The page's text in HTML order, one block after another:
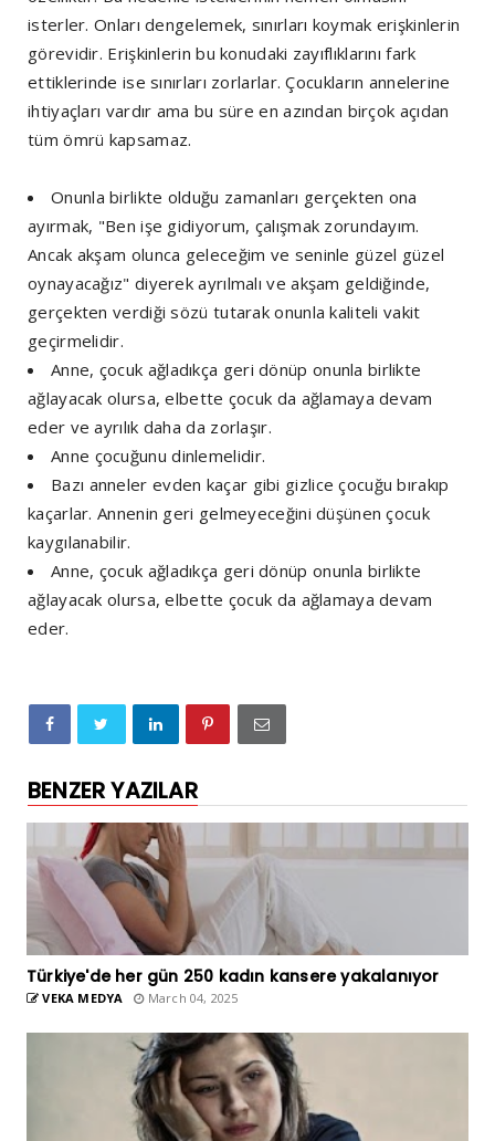
isterler. Onları dengelemek, sınırları koymak erişkinlerin
görevidir. Erişkinlerin bu konudaki zayıflıklarını fark
ettiklerinde ise sınırları zorlarlar. Çocukların annelerine
ihtiyaçları vardır ama bu süre en azından birçok açıdan
tüm ömrü kapsamaz.
Onunla birlikte olduğu zamanları gerçekten ona
ayırmak, "Ben işe gidiyorum, çalışmak zorundayım.
Ancak akşam olunca geleceğim ve seninle güzel güzel
oynayacağız" diyerek ayrılmalı ve akşam geldiğinde,
gerçekten verdiği sözü tutarak onunla kaliteli vakit
geçirmelidir.
Anne, çocuk ağladıkça geri dönüp onunla birlikte
ağlayacak olursa, elbette çocuk da ağlamaya devam
eder ve ayrılık daha da zorlaşır.
Anne çocuğunu dinlemelidir.
Bazı anneler evden kaçar gibi gizlice çocuğu bırakıp
kaçarlar. Annenin geri gelmeyeceğini düşünen çocuk
kaygılanabilir.
Anne, çocuk ağladıkça geri dönüp onunla birlikte
ağlayacak olursa, elbette çocuk da ağlamaya devam
eder.
BENZER YAZILAR
Türkiye'de her gün 250 kadın kansere yakalanıyor
VEKA MEDYA March 04, 2025